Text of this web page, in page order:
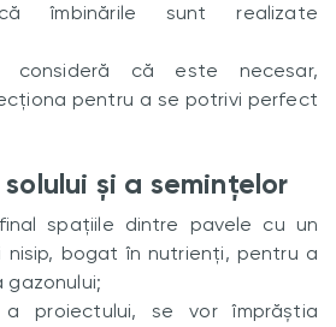
că îmbinările sunt realizate
consideră că este necesar,
pentru a se potrivi perfect
și a semințelor
spațiile dintre pavele cu un
nisip, bogat în nutrienți, pentru a
proiectului, se vor împrăștia